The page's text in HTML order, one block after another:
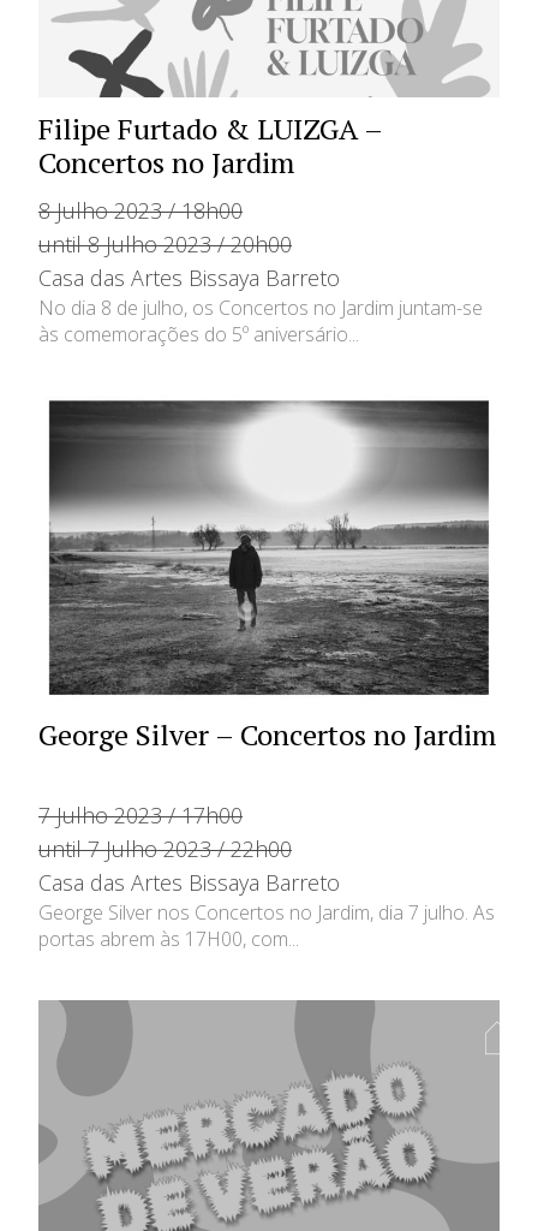
Filipe Furtado & LUIZGA –
Concertos no Jardim
8 Julho 2023 / 18h00
until 8 Julho 2023 / 20h00
Casa das Artes Bissaya Barreto
No dia 8 de julho, os Concertos no Jardim juntam-se
às comemorações do 5º aniversário...
George Silver – Concertos no Jardim
7 Julho 2023 / 17h00
until 7 Julho 2023 / 22h00
Casa das Artes Bissaya Barreto
George Silver nos Concertos no Jardim, dia 7 julho. As
portas abrem às 17H00, com...